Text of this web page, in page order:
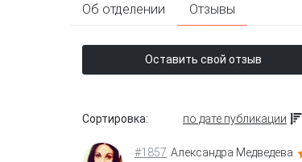
Об отделении Отзывы
Оставить свой отзыв
Сортировка: по дате публикации
#1857 Александра Медведева